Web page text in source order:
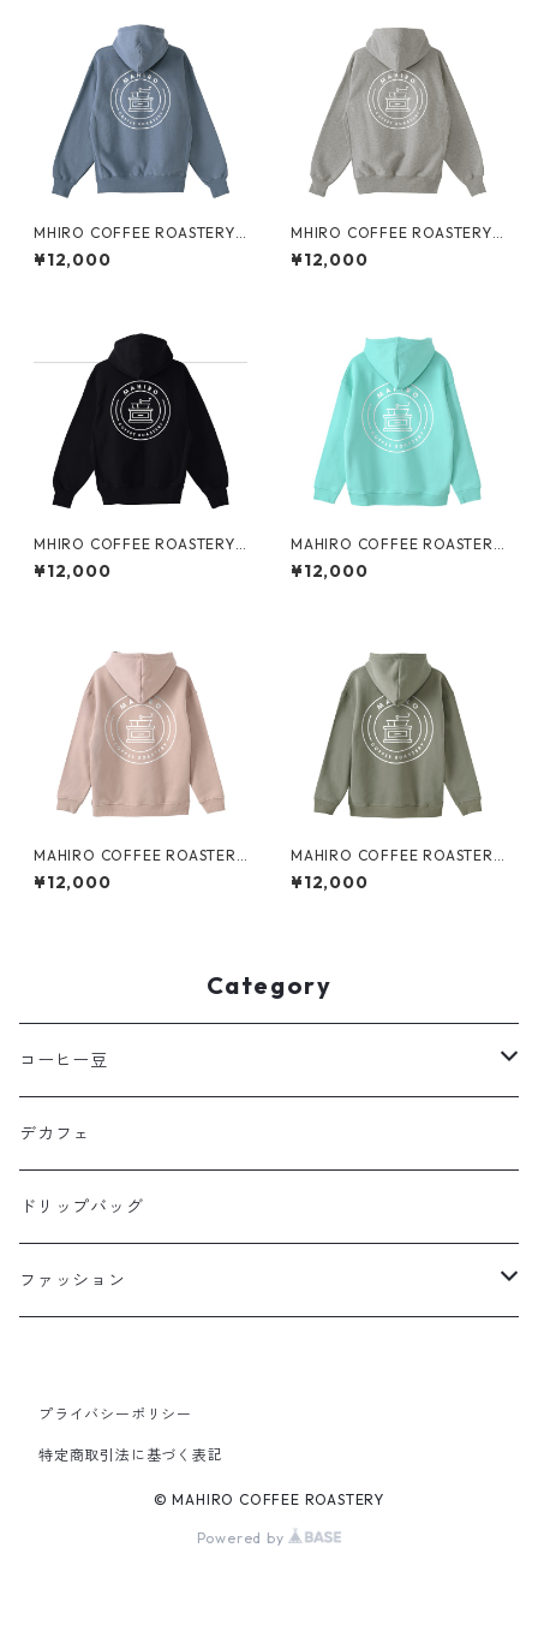
MHIRO COFFEE ROASTERY
裏起毛ジップパーカー
¥12,000
MHIRO COFFEE ROASTERY
裏起毛ジップパーカー
¥12,000
MHIRO COFFEE ROASTERY
裏起毛ジップパーカー
¥12,000
MAHIRO COFFEE ROASTERY
裏起毛Bigパーカー
¥12,000
MAHIRO COFFEE ROASTERY
裏起毛Bigパーカー
¥12,000
MAHIRO COFFEE ROASTERY
裏起毛Bigパーカー
¥12,000
Category
コーヒー豆
100g
200g
デカフェ
ドリップバッグ
ファッション
ジップ有り：裏起毛
ジップ有り：パイル
Tシャツ
プライバシーポリシー
特定商取引法に基づく表記
© MAHIRO COFFEE ROASTERY
Powered by